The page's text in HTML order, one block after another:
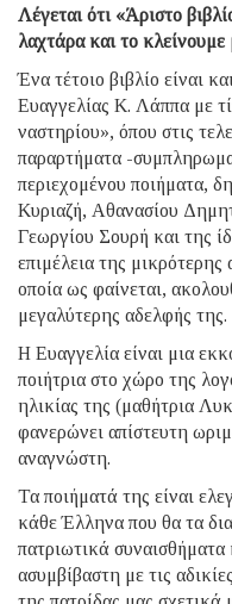
Λέγεται ότι «Άριστο
λαχτάρα και το κλείνουμε
Ένα τέτοιο βιβλίο είναι
Ευαγγελίας Κ. Λάππα με
ναστηρίου», όπου στις
παραρτήματα -
περιεχομένου ποιήματα,
Κυριαζή, Αθανασίου
Γεωργίου Σουρή και της
επιμέλεια της
οποία ως φαίνεται,
μεγαλύτερης αδελφής της.
Η Ευαγγελία είναι μια
ποιήτρια στο χώρο της
ηλικίας της (μαθήτρια
φανερώνει απίστευτη
αναγνώστη.
Τα ποιήματά της είναι
κάθε Έλληνα που θα τα
πατριωτικά
ασυμβίβαστη με τις